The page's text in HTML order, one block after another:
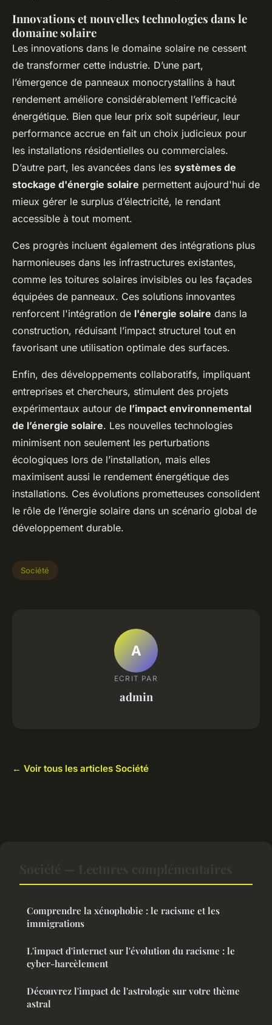
Innovations et nouvelles technologies dans le
domaine solaire
Les innovations dans le domaine solaire ne cessent
de transformer cette industrie. D’une part,
l’émergence de panneaux monocrystallins à haut
rendement améliore considérablement l’efficacité
énergétique. Bien que leur prix soit supérieur, leur
performance accrue en fait un choix judicieux pour
les installations résidentielles ou commerciales.
D’autre part, les avancées dans les systèmes de
stockage d'énergie solaire permettent aujourd'hui de
mieux gérer le surplus d’électricité, le rendant
accessible à tout moment.
Ces progrès incluent également des intégrations plus
harmonieuses dans les infrastructures existantes,
comme les toitures solaires invisibles ou les façades
équipées de panneaux. Ces solutions innovantes
renforcent l'intégration de l'énergie solaire dans la
construction, réduisant l’impact structurel tout en
favorisant une utilisation optimale des surfaces.
Enfin, des développements collaboratifs, impliquant
entreprises et chercheurs, stimulent des projets
expérimentaux autour de l’impact environnemental
de l’énergie solaire. Les nouvelles technologies
minimisent non seulement les perturbations
écologiques lors de l’installation, mais elles
maximisent aussi le rendement énergétique des
installations. Ces évolutions prometteuses consolident
le rôle de l’énergie solaire dans un scénario global de
développement durable.
Société
A
ECRIT PAR
admin
← Voir tous les articles Société
Comprendre la xénophobie : le racisme et les
immigrations
L'impact d'internet sur l'évolution du racisme : le
cyber-harcèlement
Découvrez l'impact de l'astrologie sur votre thème
astral